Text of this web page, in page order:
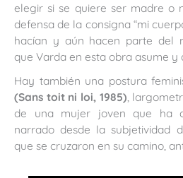
elegir si se quiere ser madre o
defensa de la consigna “mi
hacían y aún hacen parte del
que Varda en esta obra asume y
Hay también una postura
(Sans toit ni loi, 1985) ,
de una mujer joven que ha
narrado desde la subjetividad
que se cruzaron en su camino,